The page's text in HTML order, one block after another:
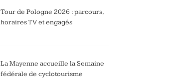
Tour de Pologne 2026 : parcours,
horaires TV et engagés
La Mayenne accueille la Semaine
fédérale de cyclotourisme